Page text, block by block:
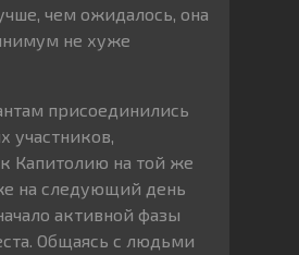
чем ожидалось, она
не хуже
присоединились
участников,
Капитолию на той же
на следующий день
активной фазы
Общаясь с людьми